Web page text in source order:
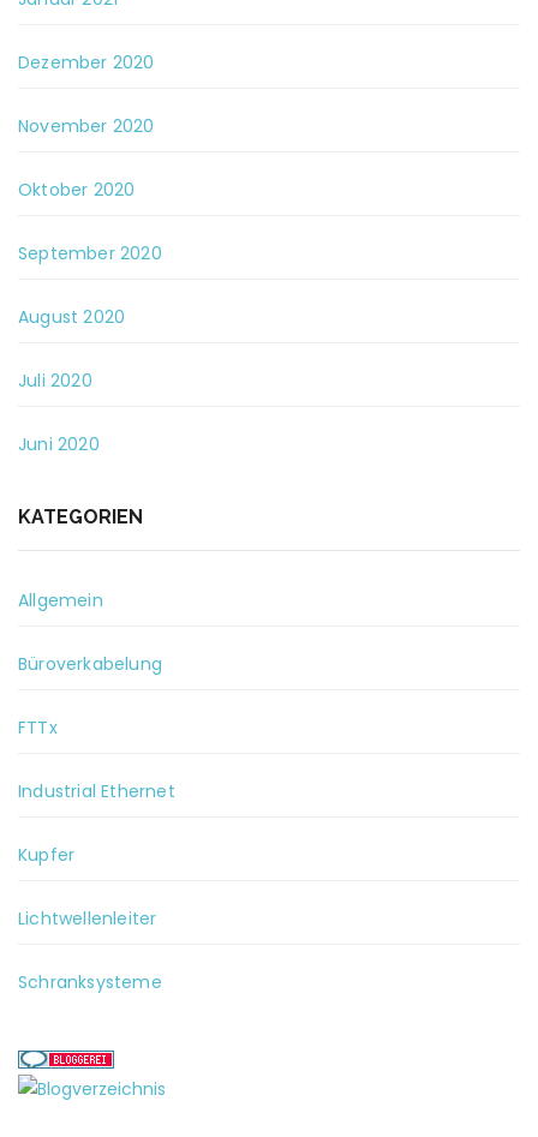
Dezember 2020
November 2020
Oktober 2020
September 2020
August 2020
Juli 2020
Juni 2020
KATEGORIEN
Allgemein
Büroverkabelung
FTTx
Industrial Ethernet
Kupfer
Lichtwellenleiter
Schranksysteme